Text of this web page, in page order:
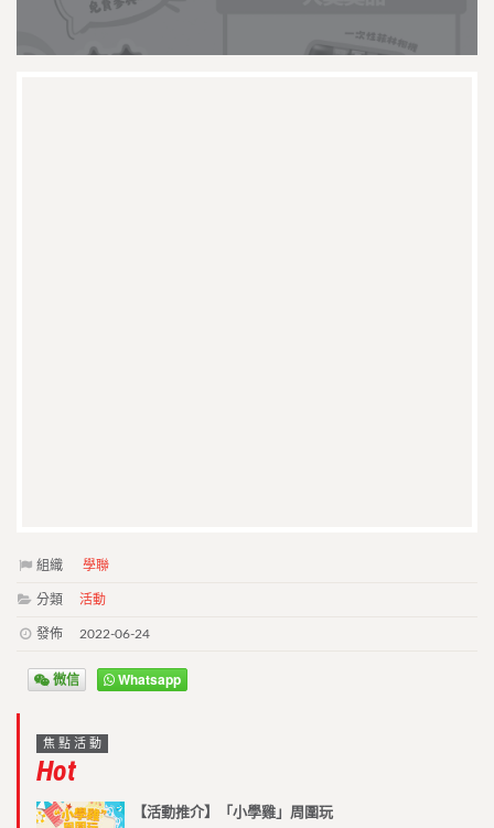
組織 學聯
分類 活動
發佈 2022-06-24
微信 Whatsapp
焦點活動
Hot
【活動推介】「小學雞」周圍玩